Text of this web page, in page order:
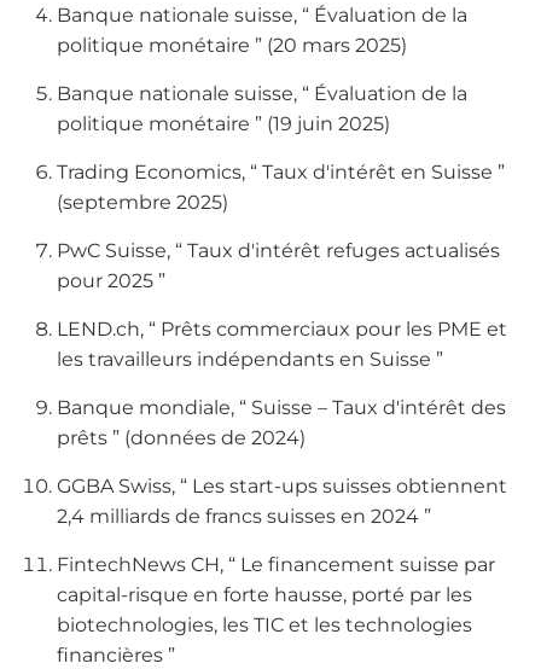
Banque nationale suisse, “ Évaluation de la
politique monétaire ” (20 mars 2025)
Banque nationale suisse, “ Évaluation de la
politique monétaire ” (19 juin 2025)
Trading Economics, “ Taux d'intérêt en Suisse ”
(septembre 2025)
PwC Suisse, “ Taux d'intérêt refuges actualisés
pour 2025 ”
LEND.ch, “ Prêts commerciaux pour les PME et
les travailleurs indépendants en Suisse ”
Banque mondiale, “ Suisse – Taux d'intérêt des
prêts ” (données de 2024)
GGBA Swiss, “ Les start-ups suisses obtiennent
2,4 milliards de francs suisses en 2024 ”
FintechNews CH, “ Le financement suisse par
capital-risque en forte hausse, porté par les
biotechnologies, les TIC et les technologies
financières ”